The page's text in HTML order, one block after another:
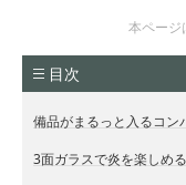
本ページ
目次
備品がまるっと入るコン
3面ガラスで炎を楽しめる